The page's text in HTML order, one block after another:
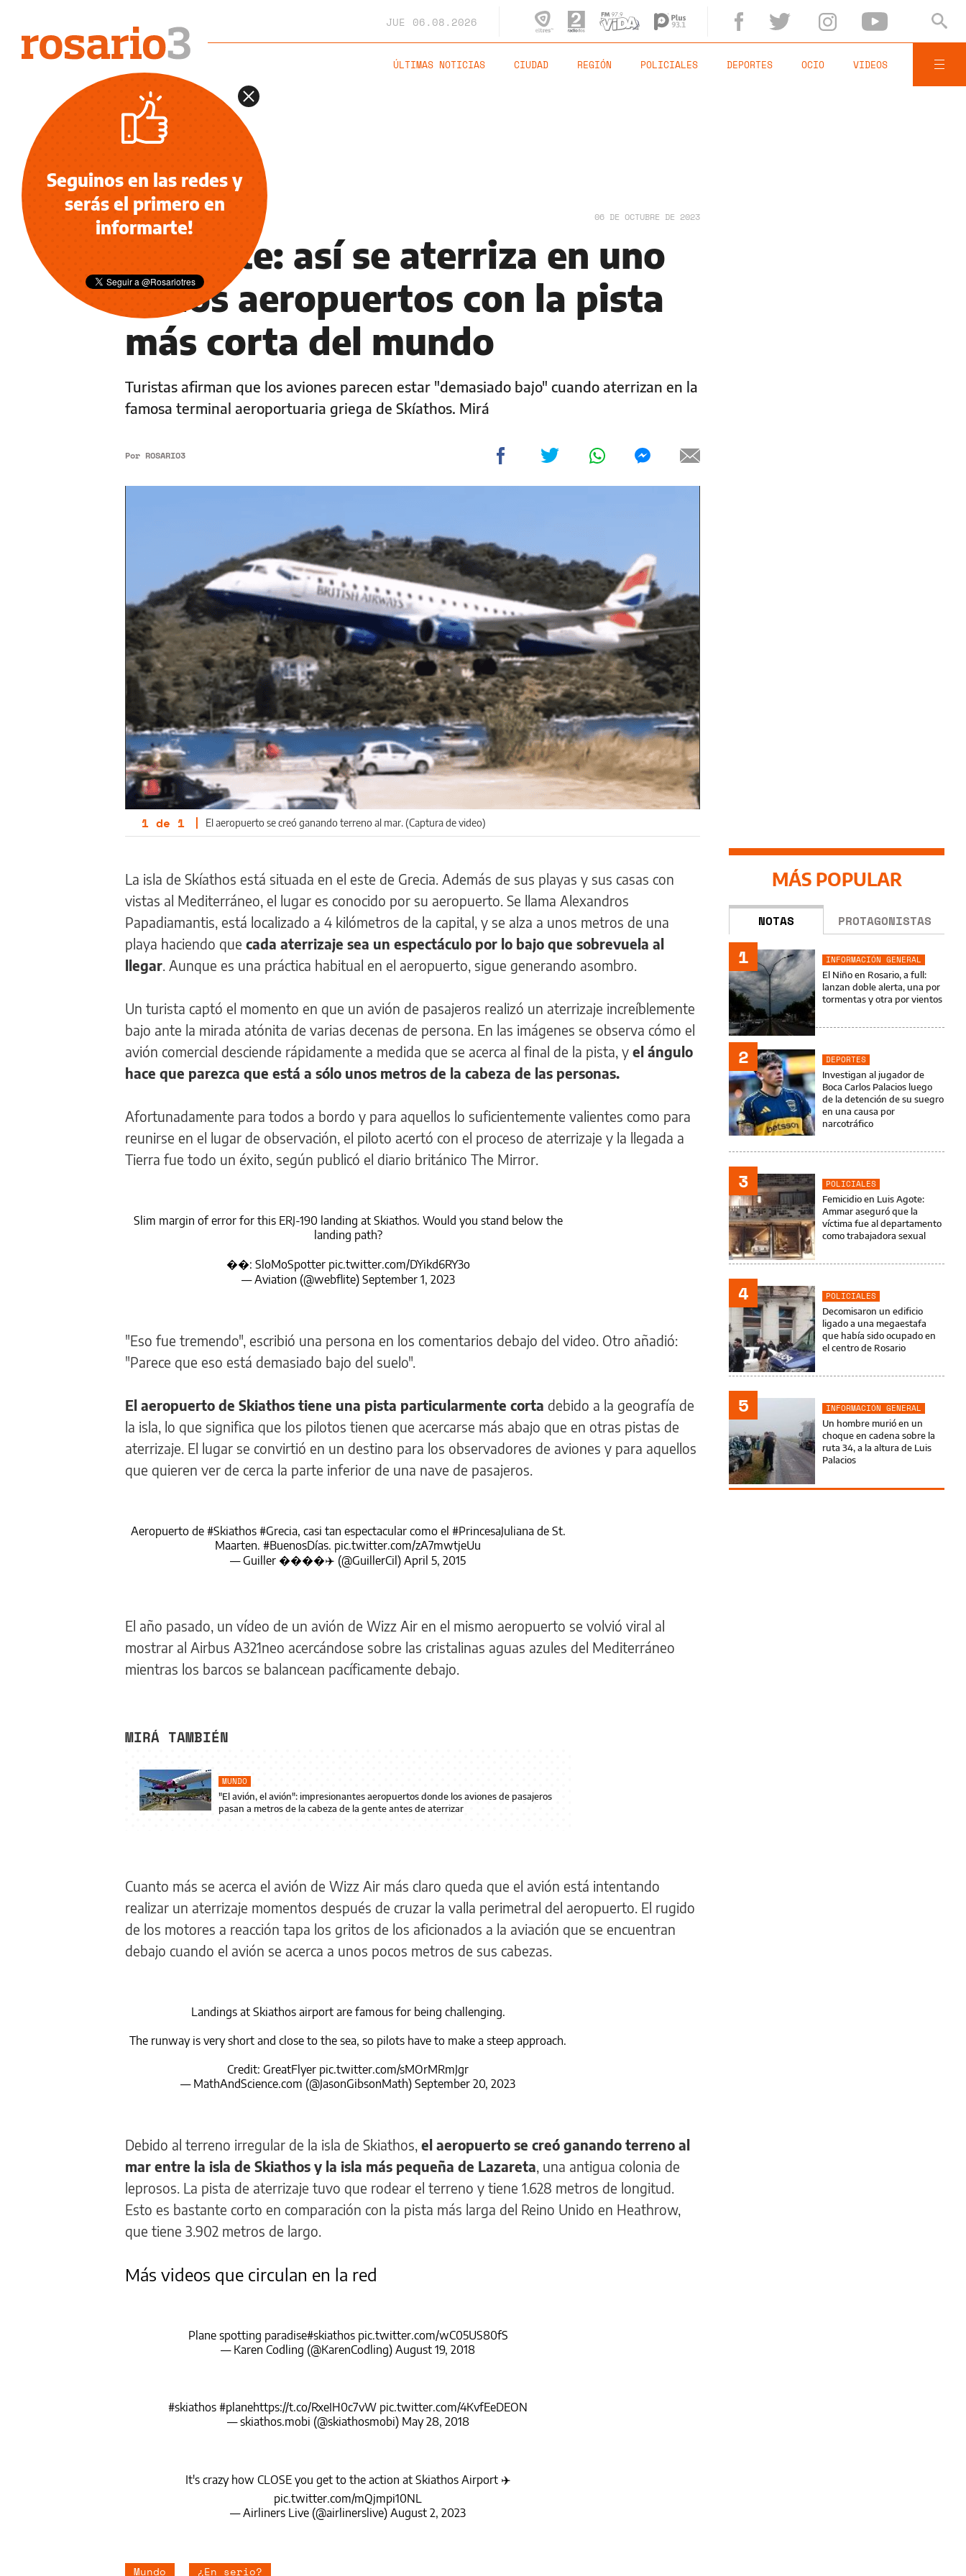
JUE 06.08.2026
ÚLTIMAS NOTICIAS CIUDAD REGIÓN POLICIALES DEPORTES OCIO VIDEOS
INFORMACIÓN GENERAL 06 DE OCTUBRE DE 2023
Al límite: así se aterriza en uno
de los aeropuertos con la pista
más corta del mundo
Turistas afirman que los aviones parecen estar "demasiado bajo" cuando aterrizan en la
famosa terminal aeroportuaria griega de Skíathos. Mirá
Por ROSARIO3
1 de 1 | El aeropuerto se creó ganando terreno al mar. (Captura de video)
La isla de Skíathos está situada en el este de Grecia. Además de sus playas y sus casas con
vistas al Mediterráneo, el lugar es conocido por su aeropuerto. Se llama Alexandros
Papadiamantis, está localizado a 4 kilómetros de la capital, y se alza a unos metros de una
playa haciendo que cada aterrizaje sea un espectáculo por lo bajo que sobrevuela al
llegar . Aunque es una práctica habitual en el aeropuerto, sigue generando asombro.
Un turista captó el momento en que un avión de pasajeros realizó un aterrizaje increíblemente
bajo ante la mirada atónita de varias decenas de persona. En las imágenes se observa cómo el
avión comercial desciende rápidamente a medida que se acerca al final de la pista, y el ángulo
hace que parezca que está a sólo unos metros de la cabeza de las personas.
Afortunadamente para todos a bordo y para aquellos lo suficientemente valientes como para
reunirse en el lugar de observación, el piloto acertó con el proceso de aterrizaje y la llegada a
Tierra fue todo un éxito, según publicó el diario británico The Mirror.
Slim margin of error for this ERJ-190 landing at Skiathos. Would you stand below the
landing path?
��: SloMoSpotter pic.twitter.com/DYikd6RY3o
— Aviation (@webflite) September 1, 2023
"Eso fue tremendo", escribió una persona en los comentarios debajo del video. Otro añadió:
"Parece que eso está demasiado bajo del suelo".
El aeropuerto de Skiathos tiene una pista particularmente corta debido a la geografía de
la isla, lo que significa que los pilotos tienen que acercarse más abajo que en otras pistas de
aterrizaje. El lugar se convirtió en un destino para los observadores de aviones y para aquellos
que quieren ver de cerca la parte inferior de una nave de pasajeros.
Aeropuerto de #Skiathos #Grecia, casi tan espectacular como el #PrincesaJulianade St.
Maarten. #BuenosDías. pic.twitter.com/zA7mwtjeUu
— Guiller ����✈️ (@GuillerCil) April 5, 2015
El año pasado, un vídeo de un avión de Wizz Air en el mismo aeropuerto se volvió viral al
mostrar al Airbus A321neo acercándose sobre las cristalinas aguas azules del Mediterráneo
mientras los barcos se balancean pacíficamente debajo.
MIRÁ TAMBIÉN
MUNDO
"El avión, el avión": impresionantes aeropuertos donde los aviones de pasajeros
pasan a metros de la cabeza de la gente antes de aterrizar
Cuanto más se acerca el avión de Wizz Air más claro queda que el avión está intentando
realizar un aterrizaje momentos después de cruzar la valla perimetral del aeropuerto. El rugido
de los motores a reacción tapa los gritos de los aficionados a la aviación que se encuentran
debajo cuando el avión se acerca a unos pocos metros de sus cabezas.
Landings at Skiathos airport are famous for being challenging.
The runway is very short and close to the sea, so pilots have to make a steep approach.
Credit: GreatFlyer pic.twitter.com/sMOrMRmJgr
— MathAndScience.com (@JasonGibsonMath) September 20, 2023
Debido al terreno irregular de la isla de Skiathos, el aeropuerto se creó ganando terreno al
mar entre la isla de Skiathos y la isla más pequeña de Lazareta , una antigua colonia de
leprosos. La pista de aterrizaje tuvo que rodear el terreno y tiene 1.628 metros de longitud.
Esto es bastante corto en comparación con la pista más larga del Reino Unido en Heathrow,
que tiene 3.902 metros de largo.
Más videos que circulan en la red
Plane spotting paradise#skiathos pic.twitter.com/wC05US80fS
— Karen Codling (@KarenCodling) August 19, 2018
#skiathos #planehttps://t.co/RxeIH0c7vW pic.twitter.com/4KvfEeDEON
— skiathos.mobi (@skiathosmobi) May 28, 2018
It's crazy how CLOSE you get to the action at Skiathos Airport ✈️
pic.twitter.com/mQjmpi10NL
— Airliners Live (@airlinerslive) August 2, 2023
Mundo ¿En serio?
MÁS POPULAR
NOTAS PROTAGONISTAS
1
INFORMACIÓN GENERAL
El Niño en Rosario, a full:
lanzan doble alerta, una por
tormentas y otra por vientos
2
DEPORTES
Investigan al jugador de
Boca Carlos Palacios luego
de la detención de su suegro
en una causa por
narcotráfico
3
POLICIALES
Femicidio en Luis Agote:
Ammar aseguró que la
víctima fue al departamento
como trabajadora sexual
4
POLICIALES
Decomisaron un edificio
ligado a una megaestafa
que había sido ocupado en
el centro de Rosario
5
INFORMACIÓN GENERAL
Un hombre murió en un
choque en cadena sobre la
ruta 34, a la altura de Luis
Palacios
Seguinos en las redes y
serás el primero en
informarte!